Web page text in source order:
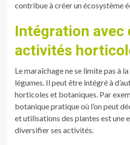
contribue à créer un écosystème
Intégration avec
activités
Le maraîchage ne se limite pas à
légumes. Il peut être intégré à
horticoles et botaniques. Par
botanique pratique où l’on peut
et utilisations des plantes est une
diversifier ses activités.